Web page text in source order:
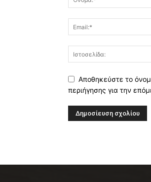
Αποθηκεύστε το
περιήγησης για την